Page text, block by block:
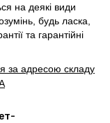
на деякі види
будь ласка,
та гарантійні
за адресою складу